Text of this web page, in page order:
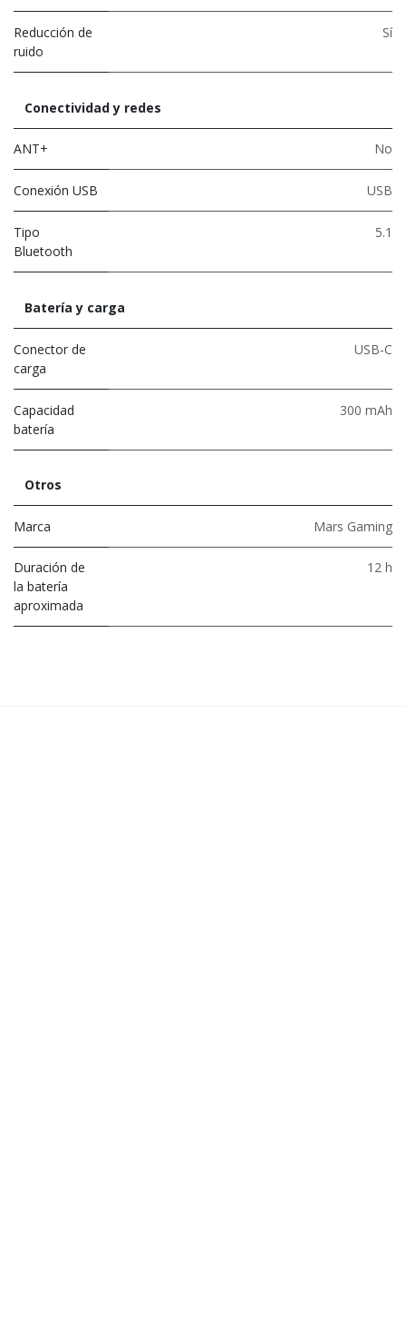
Reducción de
ruido
Sí
Conectividad y redes
ANT+ No
Conexión USB USB
Tipo
Bluetooth
5.1
Batería y carga
Conector de
carga
USB-C
Capacidad
batería
300 mAh
Otros
Marca Mars Gaming
Duración de
la batería
aproximada
12 h